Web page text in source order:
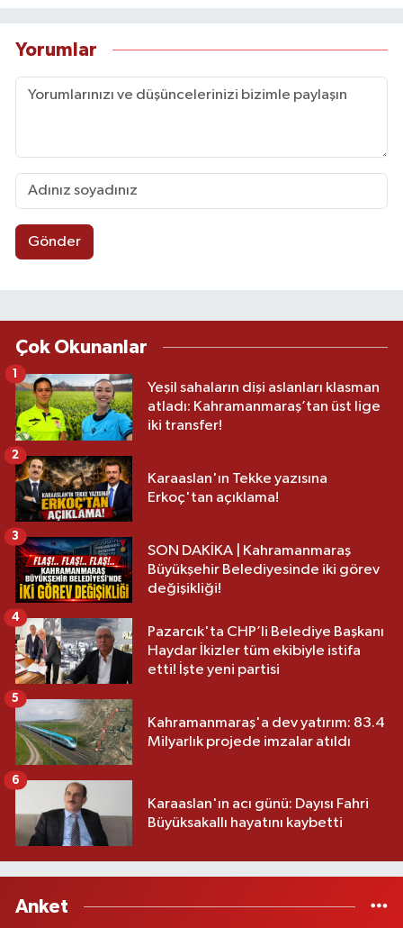
Yorumlar
Gönder
Çok Okunanlar
Yeşil sahaların dişi aslanları klasman
atladı: Kahramanmaraş’tan üst lige
iki transfer!
1
Karaaslan'ın Tekke yazısına
Erkoç'tan açıklama!
2
SON DAKİKA | Kahramanmaraş
Büyükşehir Belediyesinde iki görev
değişikliği!
3
Pazarcık'ta CHP’li Belediye Başkanı
Haydar İkizler tüm ekibiyle istifa
etti! İşte yeni partisi
4
Kahramanmaraş'a dev yatırım: 83.4
Milyarlık projede imzalar atıldı
5
Karaaslan'ın acı günü: Dayısı Fahri
Büyüksakallı hayatını kaybetti
6
Anket